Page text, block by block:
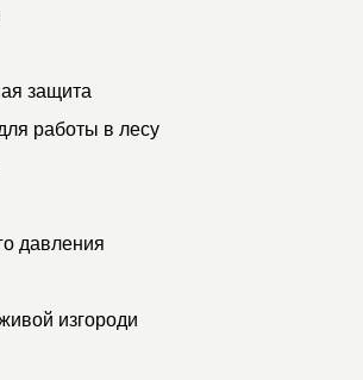
защита
работы в лесу
давления
изгороди